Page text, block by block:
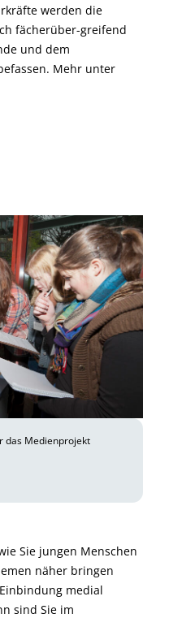
werden die
fächerüber-greifend
und dem
Mehr unter
das Medienprojekt
Sie jungen Menschen
näher bringen
medial
sind Sie im